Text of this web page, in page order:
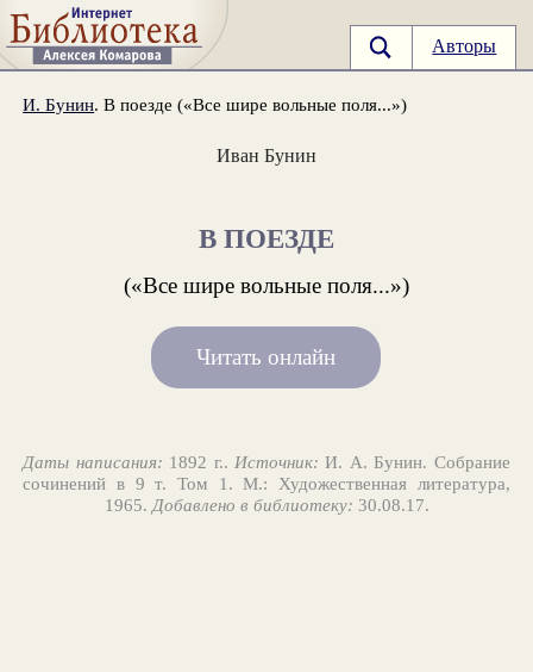
Авторы
И. Бунин. В поезде («Все шире вольные поля...»)
Иван Бунин
В ПОЕЗДЕ
(«Все шире вольные поля...»)
Читать онлайн
Даты написания: 1892 г.. Источник: И. А. Бунин. Собрание
сочинений в 9 т. Том 1. М.: Художественная литература,
1965. Добавлено в библиотеку: 30.08.17.